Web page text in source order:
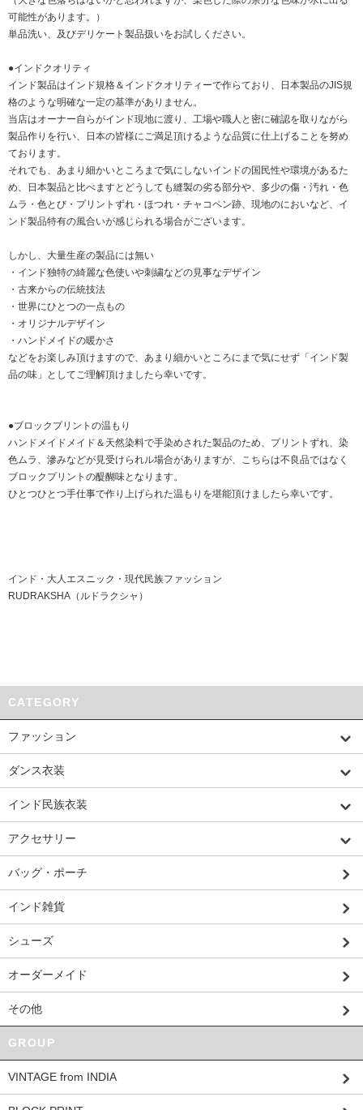
可能性があります。）
単品洗い、及びデリケート製品扱いをお試しください。
●インドクオリティ
インド製品はインド規格＆インドクオリティーで作らており、日本製品のJIS規
格のような明確な一定の基準がありません。
当店はオーナー自らがインド現地に渡り、工場や職人と密に確認を取りながら
製品作りを行い、日本の皆様にご満足頂けるような品質に仕上げることを努め
ております。
それでも、あまり細かいところまで気にしないインドの国民性や環境があるた
め、日本製品と比べますとどうしても縫製の劣る部分や、多少の傷・汚れ・色
ムラ・色とび・プリントずれ・ほつれ・チャコペン跡、現地のにおいなど、イ
ンド製品特有の風合いが感じられる場合がございます。
しかし、大量生産の製品には無い
・インド独特の綺麗な色使いや刺繍などの見事なデザイン
・古来からの伝統技法
・世界にひとつの一点もの
・オリジナルデザイン
・ハンドメイドの暖かさ
などをお楽しみ頂けますので、あまり細かいところにまで気にせず「インド製
品の味」としてご理解頂けましたら幸いです。
●ブロックプリントの温もり
ハンドメイドメイド＆天然染料で手染めされた製品のため、プリントずれ、染
色ムラ、滲みなどが見受けられル場合がありますが、こちらは不良品ではなく
ブロックプリントの醍醐味となります。
ひとつひとつ手仕事で作り上げられた温もりを堪能頂けましたら幸いです。
インド・大人エスニック・現代民族ファッション
RUDRAKSHA（ルドラクシャ）
CATEGORY
ファッション
ダンス衣装
インド民族衣装
アクセサリー
バッグ・ポーチ
インド雑貨
シューズ
オーダーメイド
その他
GROUP
VINTAGE from INDIA